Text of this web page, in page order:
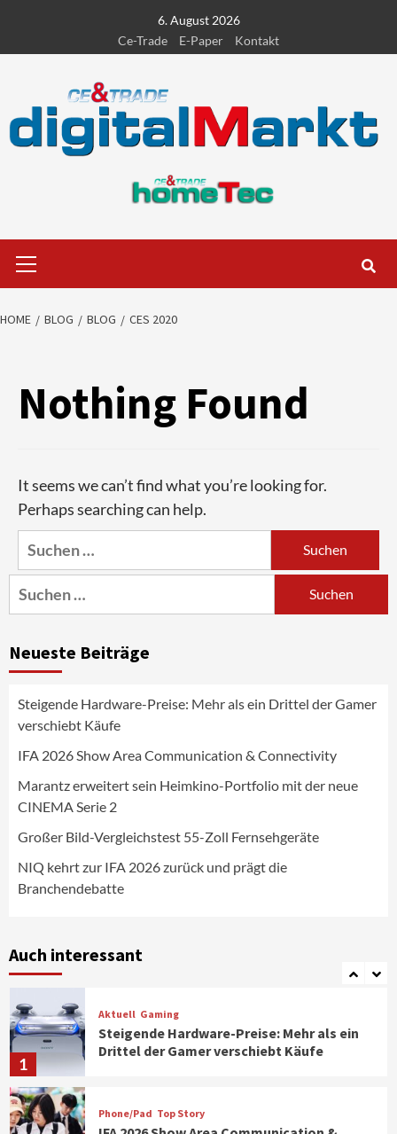
content
6. August 2026
Ce-Trade
E-Paper Kontakt
Menu
HOME BLOG BLOG CES 2020
Nothing Found
It seems we can’t find what you’re looking for.
Perhaps searching can help.
Suchen
nach:
Suchen
nach:
Neueste Beiträge
Steigende Hardware-Preise: Mehr als ein Drittel der Gamer
verschiebt Käufe
IFA 2026 Show Area Communication & Connectivity
Marantz erweitert sein Heimkino-Portfolio mit der neue
CINEMA Serie 2
Großer Bild-Vergleichstest 55-Zoll Fernsehgeräte
NIQ kehrt zur IFA 2026 zurück und prägt die
Branchendebatte
Auch interessant
3
Aktuell Audio
Marantz erweitert sein Heimkino-
Portfolio mit der neue CINEMA Serie 2
4
News aus dem Internet
Fernsehgeräte
5
NIQ kehrt zur IFA 2026 zurück und prägt
die Branchendebatte
6
Aktuell
CHERRY baut Vertriebsteam in
7
Klimageräte und Ventilatoren
1
Aktuell Gaming
Steigende Hardware-Preise: Mehr als ein
Drittel der Gamer verschiebt Käufe
Phone/Pad Top Story